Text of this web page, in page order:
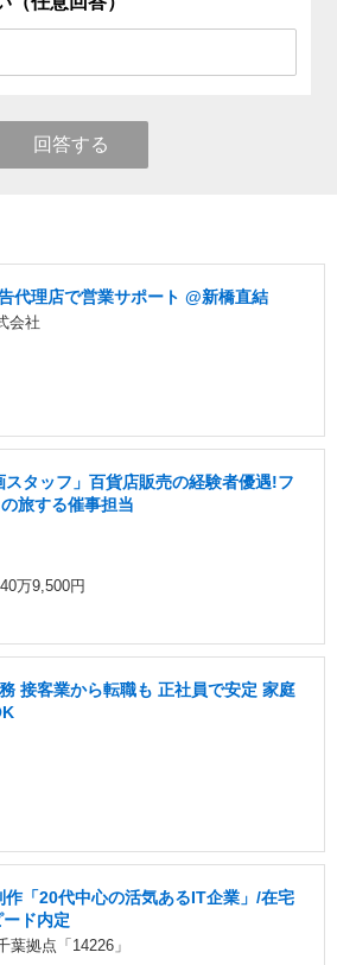
回答する
代理店で営業サポート @新橋直結
会社
スタッフ」百貨店販売の経験者優遇!フ
旅する催事担当
万9,500円
接客業から転職も 正社員で安定 家庭
作「20代中心の活気あるIT企業」/在宅
ド内定
葉拠点「14226」